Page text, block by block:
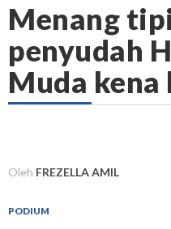
Menang
penyudah
Muda
Oleh FREZELLA AMIL
PODIUM